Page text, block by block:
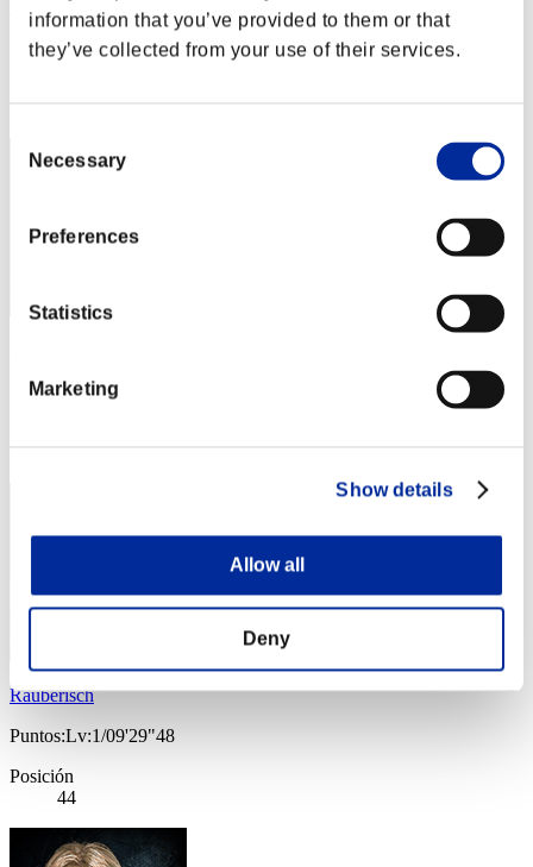
information that you’ve provided to them or that
they’ve collected from your use of their services.
Selection
Necessary
Preferences
Statistics
Marketing
Show details
Allow all
Deny
rock-wall
Puntos:Lv:1/09'07"52
42
Puntos:Lv:1/09'20"33
43
Rauberisch
Puntos:Lv:1/09'29"48
Posición
44